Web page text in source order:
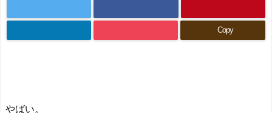
Copy
やばい。